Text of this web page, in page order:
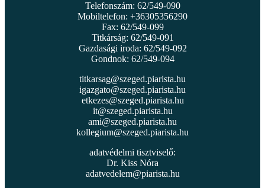
Telefonszám: 62/549-090
Mobiltelefon: +36305356290
Fax: 62/549-099
Titkárság: 62/549-091
Gazdasági iroda: 62/549-092
Gondnok: 62/549-094
titkarsag@szeged.piarista.hu
igazgato@szeged.piarista.hu
etkezes@szeged.piarista.hu
it@szeged.piarista.hu
ami@szeged.piarista.hu
kollegium@szeged.piarista.hu
adatvédelmi tisztviselő:
Dr. Kiss Nóra
adatvedelem@piarista.hu